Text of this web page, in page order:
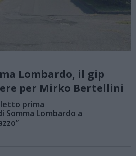
Lombardo, il gip
per Mirko Bertellini
letto prima
Somma Lombardo a